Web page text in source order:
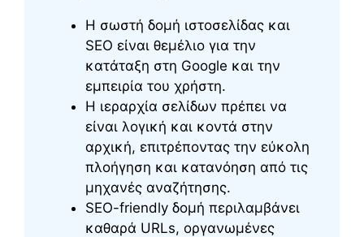
Η σωστή δομή ιστοσελίδας και
SEO είναι θεμέλιο για την
κατάταξη στη Google και την
εμπειρία του χρήστη.
Η ιεραρχία σελίδων πρέπει να
είναι λογική και κοντά στην
αρχική, επιτρέποντας την εύκολη
πλοήγηση και κατανόηση από τις
μηχανές αναζήτησης.
SEO-friendly δομή περιλαμβάνει
καθαρά URLs, οργανωμένες